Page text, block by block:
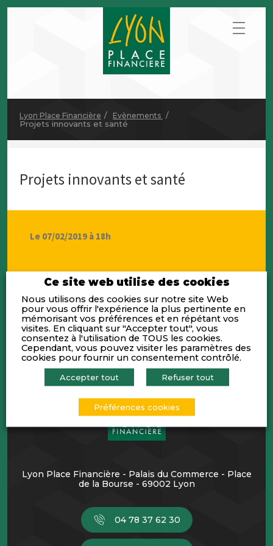
Lyon Place Financière Evènements
Projets innovants et santé
Projets innovants et santé
Le 07/02/2019 à 18h
Lyon Place Financière - Palais du Commerce - Place
de la Bourse - 69002 Lyon
04 78 37 62 30
Ce site web utilise des cookies
Nous utilisons des cookies sur notre site Web
pour vous offrir l'expérience la plus pertinente en
mémorisant vos préférences et en répétant vos
visites. En cliquant sur "Accepter tout", vous
consentez à l'utilisation de TOUS les cookies.
Cependant, vous pouvez visiter les paramètres des
cookies pour fournir un consentement contrôlé.
Accepter tout Refuser tout
Préférences cookies